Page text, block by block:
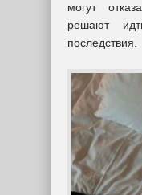
могут
решают
последствия.